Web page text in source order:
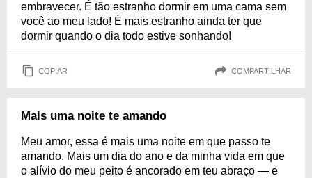
embravecer. É tão estranho dormir em uma cama sem
você ao meu lado! É mais estranho ainda ter que
dormir quando o dia todo estive sonhando!
COPIAR COMPARTILHAR
Mais uma noite te amando
Meu amor, essa é mais uma noite em que passo te
amando. Mais um dia do ano e da minha vida em que
o alívio do meu peito é ancorado em teu abraço — e